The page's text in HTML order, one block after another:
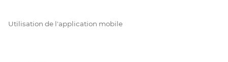
Utilisation de l'application mobile